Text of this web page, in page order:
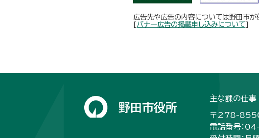
広告先や広告の内容については野田市が
[バナー広告の掲載申し込みについて]
野田市役所
主な課の仕事
〒278-
電話番号：